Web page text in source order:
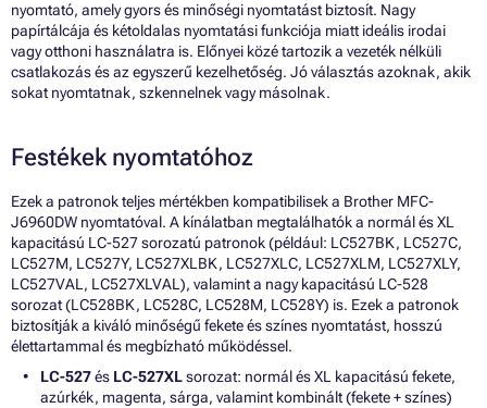
nyomtató, amely gyors és minőségi nyomtatást biztosít. Nagy
papírtálcája és kétoldalas nyomtatási funkciója miatt ideális irodai
vagy otthoni használatra is. Előnyei közé tartozik a vezeték nélküli
csatlakozás és az egyszerű kezelhetőség. Jó választás azoknak, akik
sokat nyomtatnak, szkennelnek vagy másolnak.
Festékek nyomtatóhoz
Ezek a patronok teljes mértékben kompatibilisek a Brother MFC-
J6960DW nyomtatóval. A kínálatban megtalálhatók a normál és XL
kapacitású LC-527 sorozatú patronok (például: LC527BK, LC527C,
LC527M, LC527Y, LC527XLBK, LC527XLC, LC527XLM, LC527XLY,
LC527VAL, LC527XLVAL), valamint a nagy kapacitású LC-528
sorozat (LC528BK, LC528C, LC528M, LC528Y) is. Ezek a patronok
biztosítják a kiváló minőségű fekete és színes nyomtatást, hosszú
élettartammal és megbízható működéssel.
LC-527és LC-527XLsorozat: normál és XL kapacitású fekete,
azúrkék, magenta, sárga, valamint kombinált (fekete + színes)